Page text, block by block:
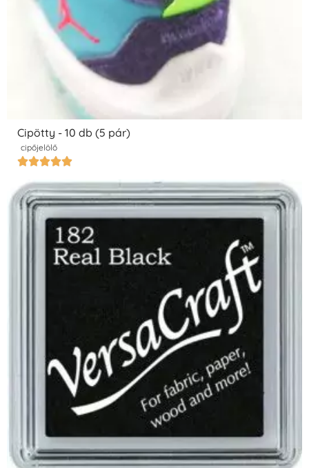
Cipötty - 10 db (5 pár)
cipőjelölő
